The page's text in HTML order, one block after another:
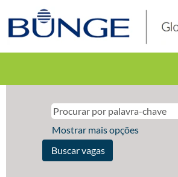
Mostrar mais opções